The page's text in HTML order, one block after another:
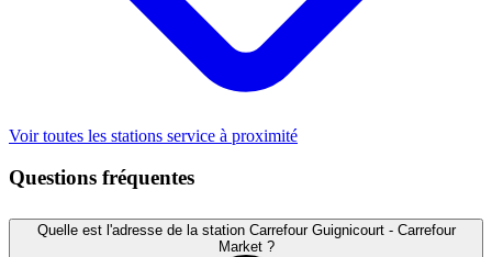
Voir toutes les stations service à proximité
Questions fréquentes
Quelle est l'adresse de la station Carrefour Guignicourt - Carrefour
Market ?